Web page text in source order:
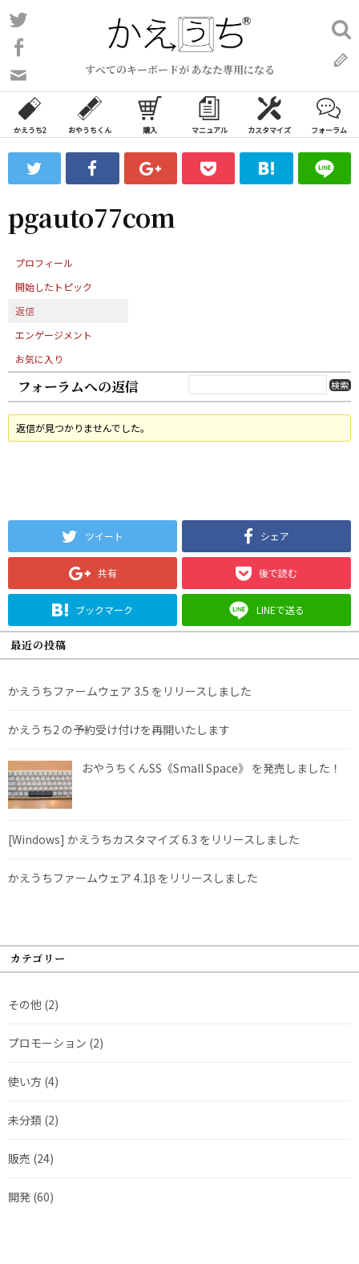
コ
ン
ン
ツ
ス
ッ
すべてのキーボードが あなた専用になる
い
合
わ
フ
ォ
ム
検
索:
かえうち2 おやうちくん 購入 マニュアル カスタマイズ フォーラム
pgauto77com
プロフィール
開始したトピック
返信
エンゲージメント
お気に入り
フォーラムへの返信
返信が見つかりませんでした。
ツイート シェア
共有 後で読む
ブックマーク LINEで送る
最近の投稿
かえうちファームウェア 3.5 をリリースしました
かえうち2 の予約受け付けを再開いたします
おやうちくんSS《Small Space》 を発売しました！
[Windows] かえうちカスタマイズ 6.3 をリリースしました
かえうちファームウェア 4.1β をリリースしました
カテゴリー
その他 (2)
プロモーション (2)
使い方 (4)
未分類 (2)
販売 (24)
開発 (60)